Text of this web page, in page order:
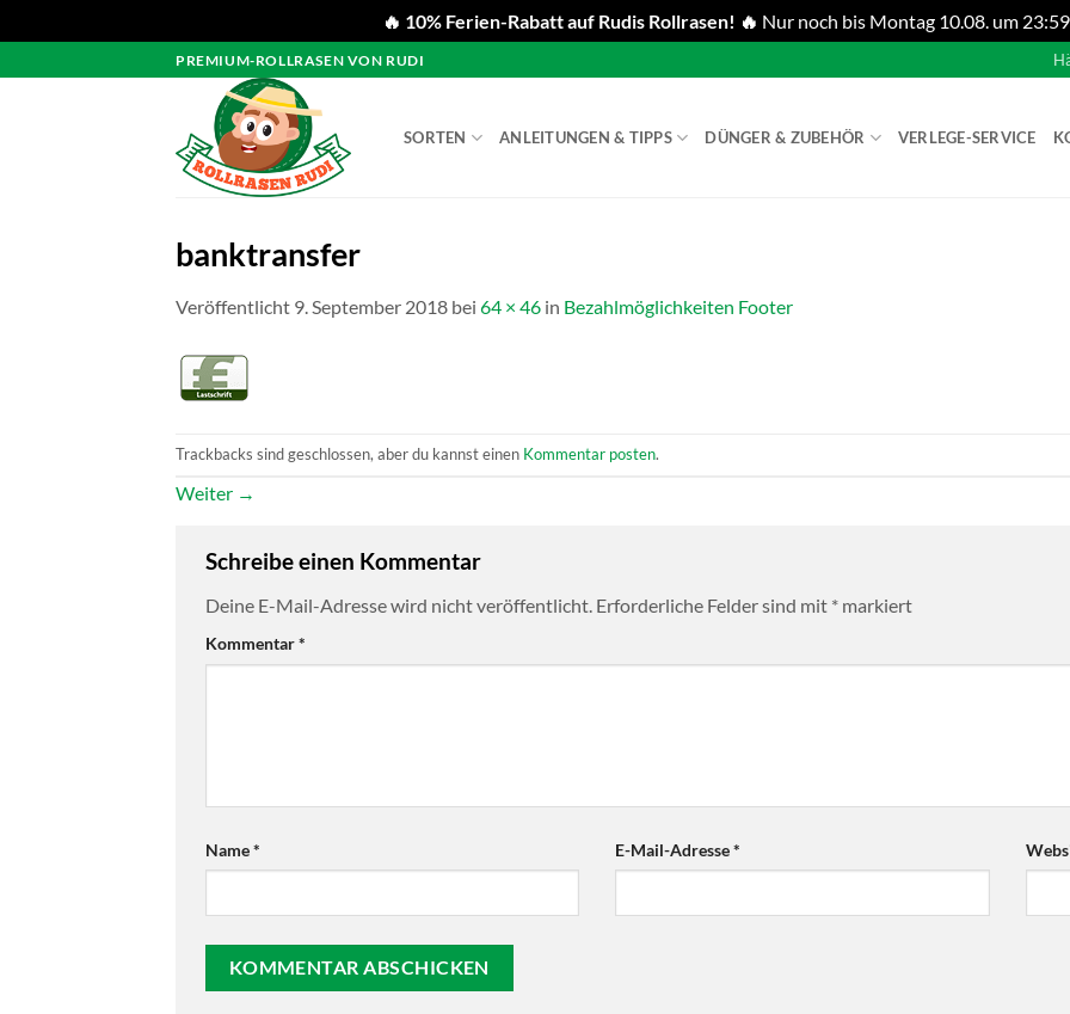
🔥 10% Ferien-Rabatt auf Rudis Rollrasen! 🔥 Nur noch bis Montag 10.08. um
Inhalt
PREMIUM-ROLLRASEN VON RUDI
SORTEN ANLEITUNGEN & TIPPS DÜNGER & ZUBEHÖR VERLEGE-SERVICE
banktransfer
Veröffentlicht 9. September 2018 bei 64 × 46 in Bezahlmöglichkeiten Footer
Trackbacks sind geschlossen, aber du kannst einen Kommentar posten.
Weiter →
Schreibe einen Kommentar
Deine E-Mail-Adresse wird nicht veröffentlicht. Erforderliche Felder sind mit * markiert
Kommentar*
Name* E-Mail-Adresse*